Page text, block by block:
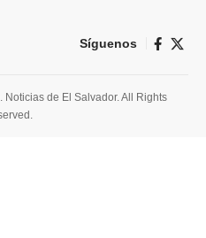
Síguenos
de El Salvador. All Rights